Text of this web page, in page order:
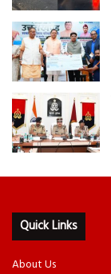
Quick Links
About Us